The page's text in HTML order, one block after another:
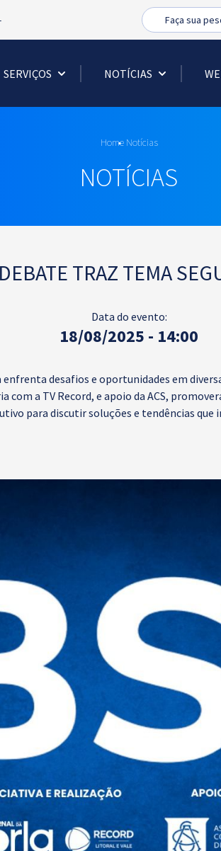
Busca
SERVIÇOS NOTÍCIAS
Home Notícias
NOTÍCIAS
TRAZ TEMA
Data do evento:
18/08/2025 - 14:00
desafios e oportunidades em
com a TV Record, e apoio da ACS,
para discutir soluções e tendências